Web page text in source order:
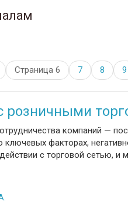
Страница 6 7 8 9
розничными
компаний —
ключевых факторах,
с торговой сетью, и